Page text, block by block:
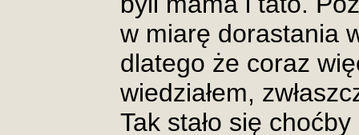
w miarę dorastania
dlatego że coraz
wiedziałem,
Tak stało się